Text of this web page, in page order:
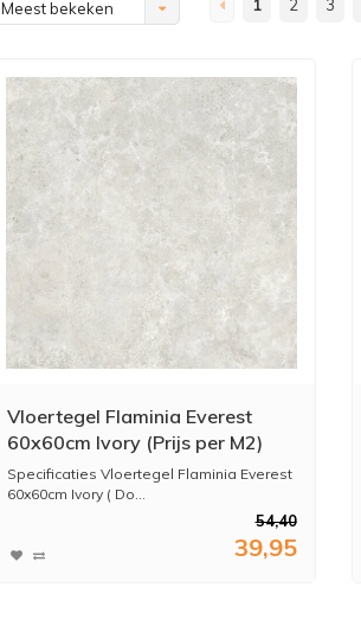
Meest bekeken 1 2 3
Vloertegel Flaminia Everest
60x60cm Ivory (Prijs per M2)
Specificaties Vloertegel Flaminia Everest
60x60cm Ivory ( Do...
54,40
39,95